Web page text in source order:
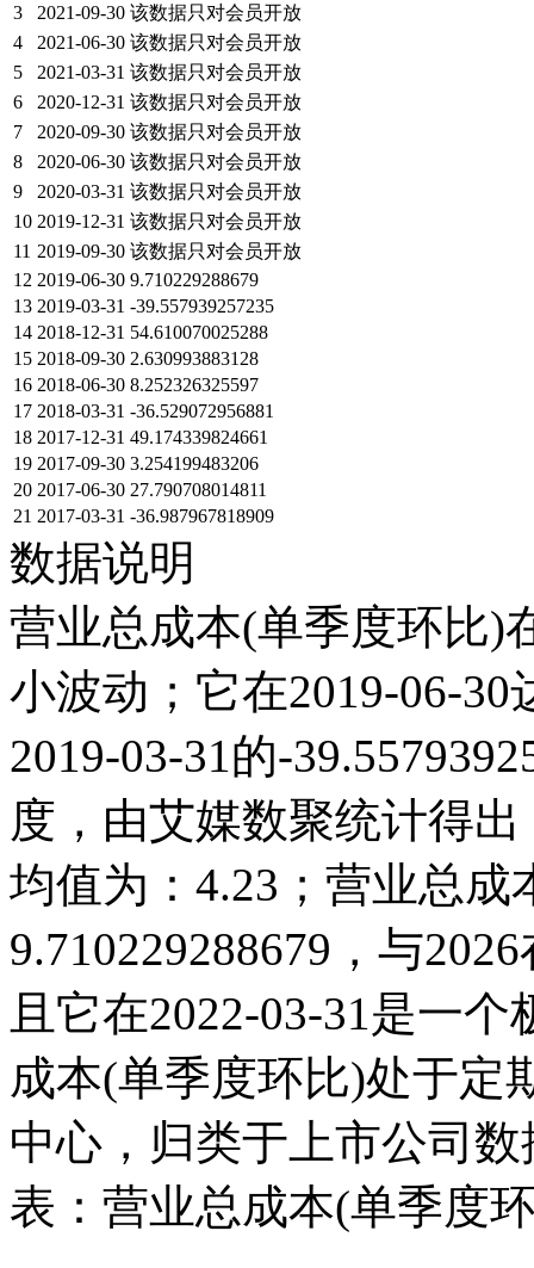
3
2021-09-30 该数据只对会员开放
4
2021-06-30 该数据只对会员开放
5
2021-03-31 该数据只对会员开放
6
2020-12-31 该数据只对会员开放
7
2020-09-30 该数据只对会员开放
8
2020-06-30 该数据只对会员开放
9
2020-03-31 该数据只对会员开放
10 2019-12-31 该数据只对会员开放
11 2019-09-30 该数据只对会员开放
12 2019-06-30 9.710229288679
13 2019-03-31 -39.557939257235
14 2018-12-31 54.610070025288
15 2018-09-30 2.630993883128
16 2018-06-30 8.252326325597
17 2018-03-31 -36.529072956881
18 2017-12-31 49.174339824661
19 2017-09-30 3.254199483206
20 2017-06-30 27.790708014811
21 2017-03-31 -36.987967818909
数据说明
营业总成本(单季度环比)
小波动；它在2019-06-30
2019-03-31的-
度，由艾媒数聚统计得
均值为：4.23；营业总成
9.710229288679，与
且它在2022-03-31是一
成本(单季度环比)处于定
中心，归类于上市公司
表：营业总成本(单季度